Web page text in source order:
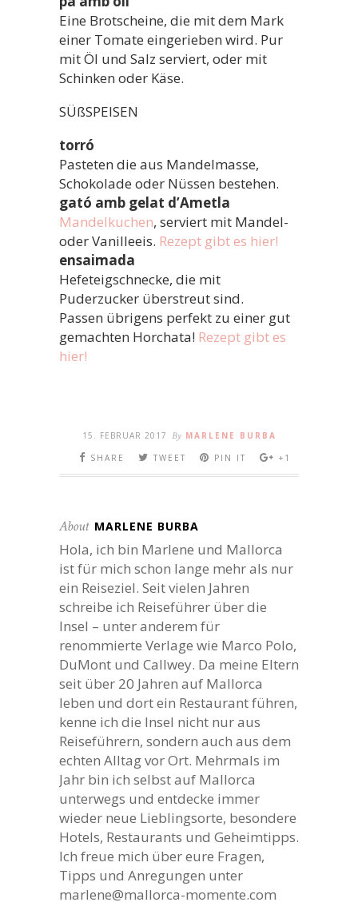
Eine Brotscheine, die mit dem Mark
einer Tomate eingerieben wird. Pur
mit Öl und Salz serviert, oder mit
Schinken oder Käse.
SÜßSPEISEN
torró
Pasteten die aus Mandelmasse,
Schokolade oder Nüssen bestehen.
gató amb gelat d’Ametla
Mandelkuchen, serviert mit Mandel-
oder Vanilleeis. Rezept gibt es hier!
ensaimada
Hefeteigschnecke, die mit
Puderzucker überstreut sind.
Passen übrigens perfekt zu einer gut
gemachten Horchata! Rezept gibt es
hier!
15. FEBRUAR 2017 By MARLENE BURBA
SHARE
TWEET PIN IT +1
About MARLENE BURBA
Hola, ich bin Marlene und Mallorca
ist für mich schon lange mehr als nur
ein Reiseziel. Seit vielen Jahren
schreibe ich Reiseführer über die
Insel – unter anderem für
renommierte Verlage wie Marco Polo,
DuMont und Callwey. Da meine Eltern
seit über 20 Jahren auf Mallorca
leben und dort ein Restaurant führen,
kenne ich die Insel nicht nur aus
Reiseführern, sondern auch aus dem
echten Alltag vor Ort. Mehrmals im
Jahr bin ich selbst auf Mallorca
unterwegs und entdecke immer
wieder neue Lieblingsorte, besondere
Hotels, Restaurants und Geheimtipps.
Ich freue mich über eure Fragen,
Tipps und Anregungen unter
marlene@mallorca-momente.com